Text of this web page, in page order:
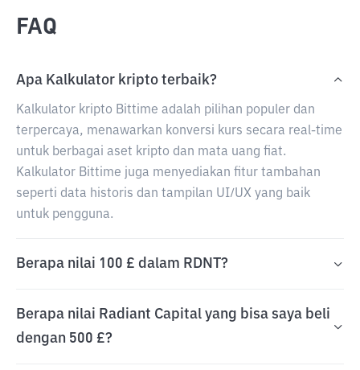
FAQ
Apa Kalkulator kripto terbaik?
Kalkulator kripto Bittime adalah pilihan populer dan
terpercaya, menawarkan konversi kurs secara real-time
untuk berbagai aset kripto dan mata uang fiat.
Kalkulator Bittime juga menyediakan fitur tambahan
seperti data historis dan tampilan UI/UX yang baik
untuk pengguna.
Berapa nilai 100 £ dalam RDNT?
Berapa nilai Radiant Capital yang bisa saya beli
dengan 500 £?